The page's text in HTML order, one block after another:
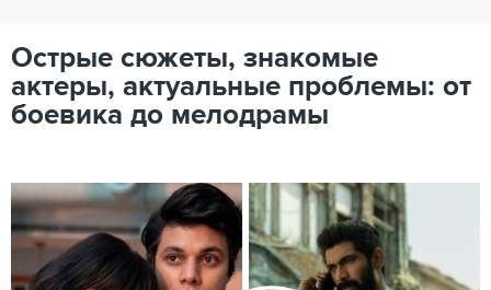
Острые сюжеты, знакомые
актеры, актуальные проблемы: от
боевика до мелодрамы